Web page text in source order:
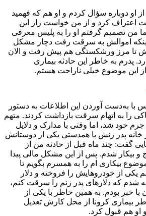
او دوباره سؤال کردم و او هم که فهمید
کرد و از من خواست راز این
من تصمیم گرفتم او را به پلیس معرفی
اموالش به سرقت رفت دچار مشکل
تا مرز ورشکستگی هم پیش رفت و الان
پدرم به خاطر این حادثه بیماری
این موضوع خیلی ناراحت هستم.
با به‌دست آوردن این اطلاعات به دستور
را به اتهام سرقت بازداشت کردند. متهم
جرم خود شد، اما وقتی با مدارک و دلایل
پدر زنش با همدستی یکی از دوستانش
گفت: چند ماه قبل از حادثه من از
بیکار شدم. پس از این مشکل مالی پیدا
بیکاری ام را به همسرم بگویم تا
یکی از خودروهایش را فروخته و دلار
که دلارهای پدر زنم را سرقت کنم،
خبر بودم. به همین خاطر با یکی از
بیماری کرونا از محل کارش تعدیل
هم قبول کرد.